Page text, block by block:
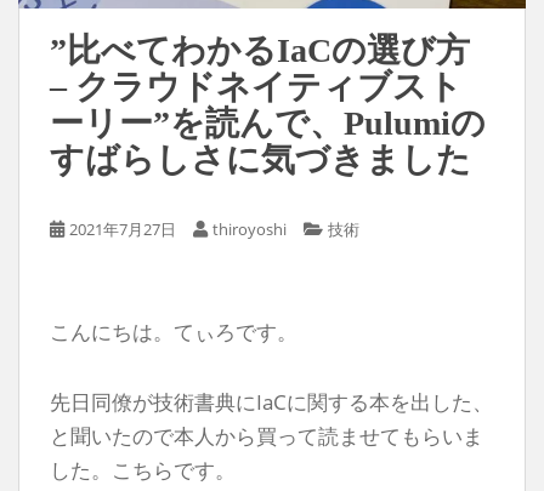
”比べてわかるIaCの選び方
– クラウドネイティブスト
ーリー”を読んで、Pulumiの
すばらしさに気づきました
2021年7月27日 thiroyoshi 技術
こんにちは。てぃろです。
先日同僚が技術書典にIaCに関する本を出した、
と聞いたので本人から買って読ませてもらいま
した。こちらです。